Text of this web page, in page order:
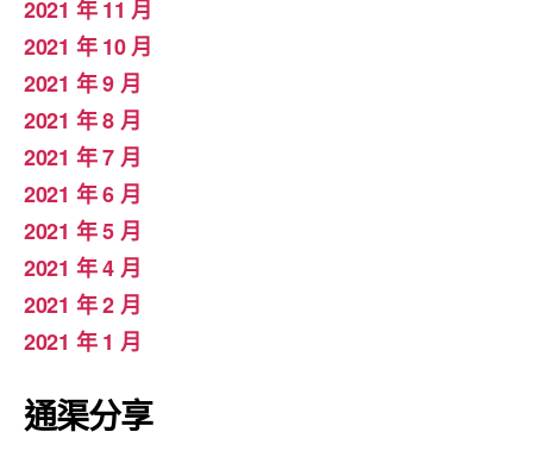
2021 年 11 月
2021 年 10 月
2021 年 9 月
2021 年 8 月
2021 年 7 月
2021 年 6 月
2021 年 5 月
2021 年 4 月
2021 年 2 月
2021 年 1 月
通渠分享